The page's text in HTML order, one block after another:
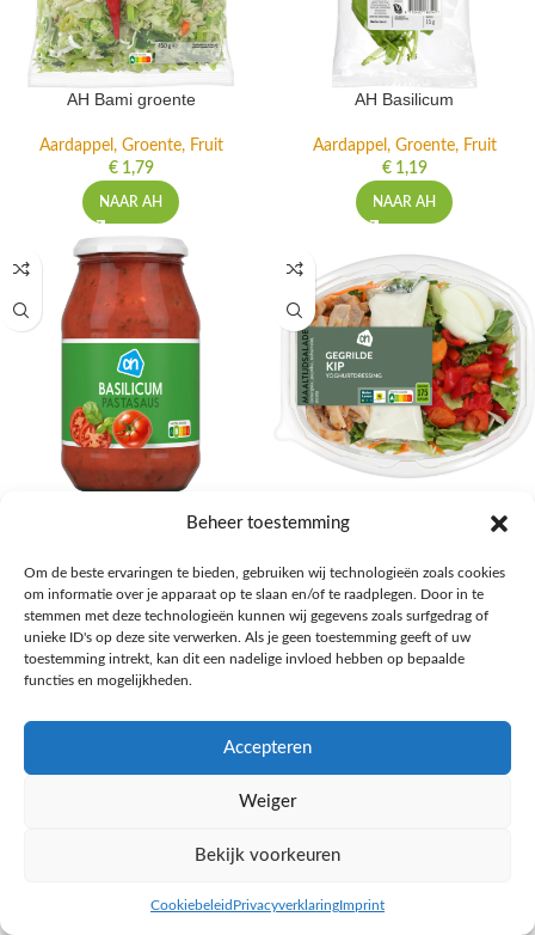
Beheer toestemming
Om de beste ervaringen te bieden, gebruiken wij technologieën zoals cookies
om informatie over je apparaat op te slaan en/of te raadplegen. Door in te
stemmen met deze technologieën kunnen wij gegevens zoals surfgedrag of
unieke ID's op deze site verwerken. Als je geen toestemming geeft of uw
toestemming intrekt, kan dit een nadelige invloed hebben op bepaalde
functies en mogelijkheden.
Accepteren
Weiger
Bekijk voorkeuren
Cookiebeleid PrivacyverklaringImprint
AH Bami groente
Aardappel, Groente, Fruit
€1,79
NAAR AH
AH Basilicum
Aardappel, Groente, Fruit
€1,19
NAAR AH
€1,59
NAAR AH
Salades,Pizza, Maaltijden
€3,39
NAAR AH